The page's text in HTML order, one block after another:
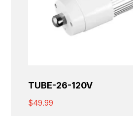
TUBE-26-120V
$49.99